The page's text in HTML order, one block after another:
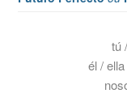
tú
él /